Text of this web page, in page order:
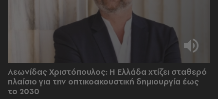
Λεωνίδας Χριστόπουλος: Η Ελλάδα χτίζει σταθερό
πλαίσιο για την οπτικοακουστική δημιουργία έως
το 2030